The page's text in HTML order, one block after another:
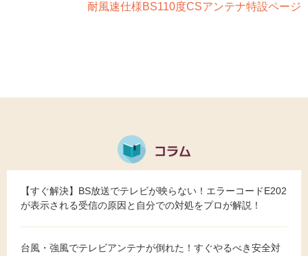
耐風速仕様BS110度CSアンテナ特設ページ
【すぐ解決】BS放送でテレビが映らない！エラーコードE202
が表示される受信の原因と自分での対処をプロが解説！
台風・強風でテレビアンテナが倒れた！すぐやるべき安全対